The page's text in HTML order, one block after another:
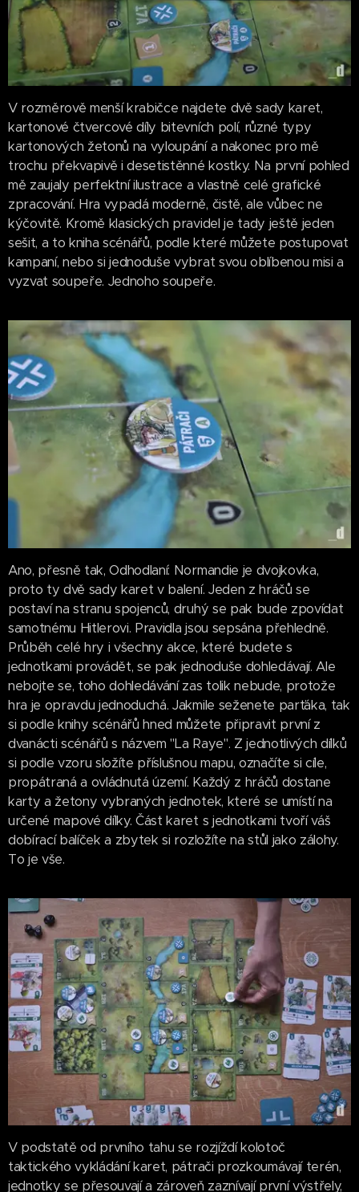
V rozměrově menší krabičce najdete dvě sady karet,
kartonové čtvercové díly bitevních polí, různé typy
kartonových žetonů na vyloupání a nakonec pro mě
trochu překvapivě i desetistěnné kostky. Na první pohled
mě zaujaly perfektní ilustrace a vlastně celé grafické
zpracování. Hra vypadá moderně, čistě, ale vůbec ne
kýčovitě. Kromě klasických pravidel je tady ještě jeden
sešit, a to kniha scénářů, podle které můžete postupovat
kampaní, nebo si jednoduše vybrat svou oblíbenou misi a
vyzvat soupeře. Jednoho soupeře.
Ano, přesně tak, Odhodlaní: Normandie je dvojkovka,
proto ty dvě sady karet v balení. Jeden z hráčů se
postaví na stranu spojenců, druhý se pak bude zpovídat
samotnému Hitlerovi. Pravidla jsou sepsána přehledně.
Průběh celé hry i všechny akce, které budete s
jednotkami provádět, se pak jednoduše dohledávají. Ale
nebojte se, toho dohledávání zas tolik nebude, protože
hra je opravdu jednoduchá. Jakmile seženete parťáka, tak
si podle knihy scénářů hned můžete připravit první z
dvanácti scénářů s názvem "La Raye". Z jednotlivých dílků
si podle vzoru složíte příslušnou mapu, označíte si cíle,
propátraná a ovládnutá území. Každý z hráčů dostane
karty a žetony vybraných jednotek, které se umístí na
určené mapové dílky. Část karet s jednotkami tvoří váš
dobírací balíček a zbytek si rozložíte na stůl jako zálohy.
To je vše.
V podstatě od prvního tahu se rozjíždí kolotoč
taktického vykládání karet, pátrači prozkoumávají terén,
jednotky se přesouvají a zároveň zaznívají první výstřely,